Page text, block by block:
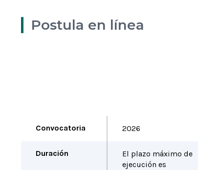
Postula en línea
Formato Carta Apoyo Decano
Convocatoria 2026
Duración
El plazo máximo de
ejecución es